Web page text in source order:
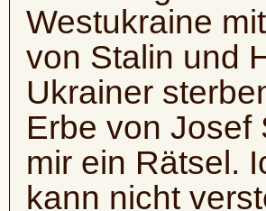
Westukraine
von Stalin und
Ukrainer
Erbe von Josef
mir ein Rätsel.
kann nicht